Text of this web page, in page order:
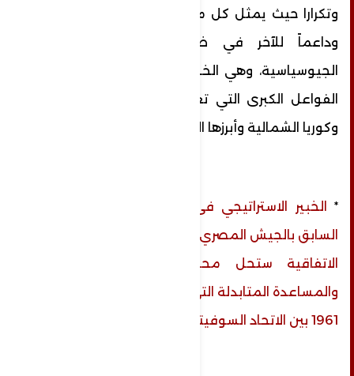
وتكرارا حيث يمثل كل منهما قيمة استراتيجية
وداعماً للآخر في ظل اشتداد المنافسة
الجيوسياسية، وهي الخطوة التي تؤيدها عديد
الفواعل الكبرى التي تعد شريكاً رئيسيا لروسيا
وكوريا الشمالية وأبرزها الصين.
* الخبير الاستراتيجي فى الأمن القومي اللواء
السابق بالجيش المصري محمد عبد الواحد: هذه
الاتفاقية ستحل محل معاهدة الصداقة
والمساعدة المتابدلة التي تم التوقيع عليها عام
1961 بين الاتحاد السوفيتي وكوريا الشمالية